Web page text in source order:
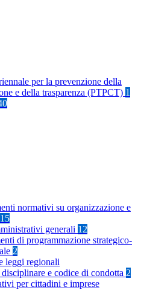
per la prevenzione della
e della trasparenza (PTPCT) 1
normativi su organizzazione e
15
generali 12
di programmazione strategico-
2
leggi regionali
e codice di condotta 2
per cittadini e imprese